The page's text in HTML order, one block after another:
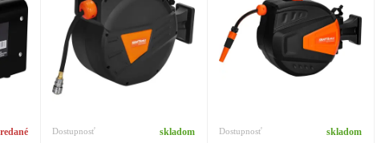
Dostupnosť skladom Dostupnosť skladom